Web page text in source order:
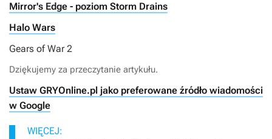
Mirror's Edge - poziom Storm Drains
Halo Wars
Gears of War 2
Dziękujemy za przeczytanie artykułu.
Ustaw GRYOnline.pl jako preferowane źródło wiadomości
w Google
WIĘCEJ: